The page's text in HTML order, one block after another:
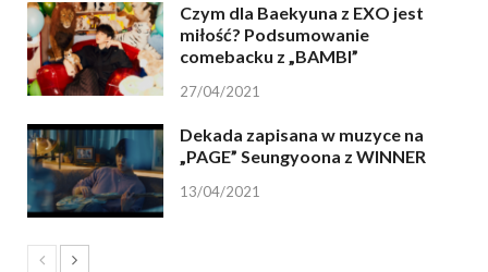
Czym dla Baekyuna z EXO jest
miłość? Podsumowanie
comebacku z „BAMBI”
27/04/2021
Dekada zapisana w muzyce na
„PAGE” Seungyoona z WINNER
13/04/2021